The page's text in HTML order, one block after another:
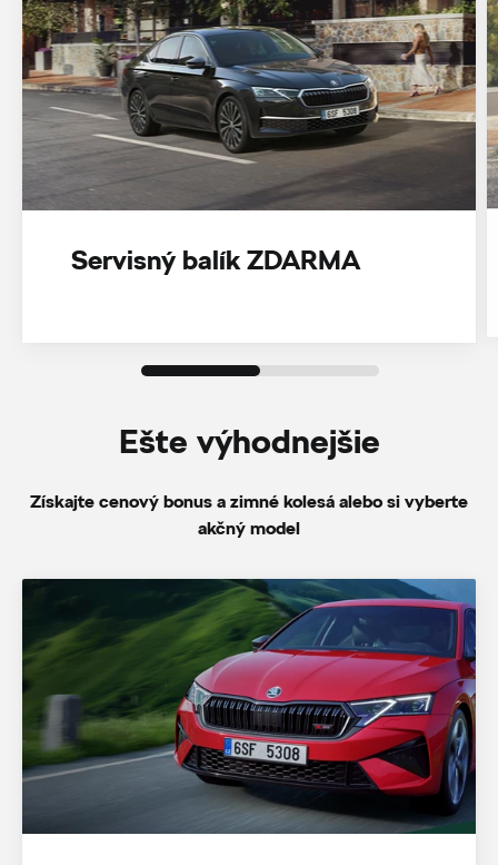
Servisný balík ZDARMA
Ešte výhodnejšie
Získajte cenový bonus a zimné kolesá alebo si vyberte
akčný model